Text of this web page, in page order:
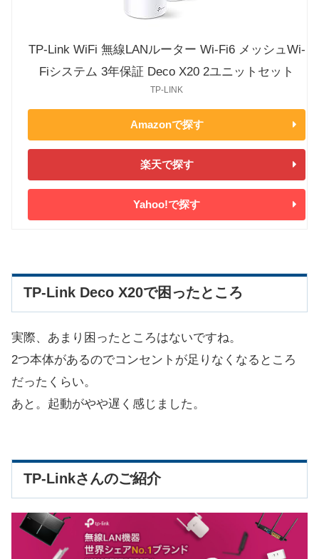
TP-Link WiFi 無線LANルーター Wi-Fi6 メッシュWi-
Fiシステム 3年保証 Deco X20 2ユニットセット
TP-LINK
Amazonで探す
楽天で探す
Yahoo!で探す
TP-Link Deco X20で困ったところ
実際、あまり困ったところはないですね。
2つ本体があるのでコンセントが足りなくなるところ
だったくらい。
あと。起動がやや遅く感じました。
TP-Linkさんのご紹介